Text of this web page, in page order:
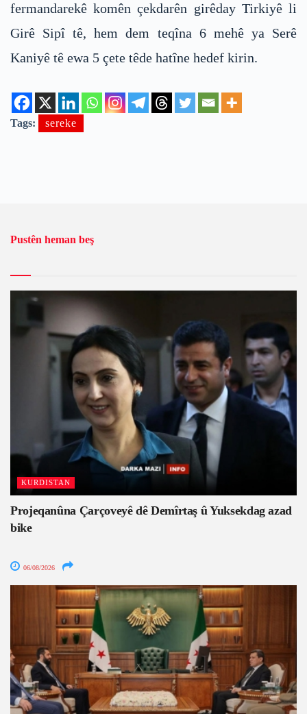
fermandarekê komên çekdarên girêday Tirkiyê li
Girê Sipî tê, hem dem teqîna 6 mehê ya Serê
Kaniyê tê ewa 5 çete têde hatîne hedef kirin.
Tags: sereke
Pustên heman beş
KURDISTAN
Projeqanûna Çarçoveyê dê Demîrtaş û Yuksekdag azad
bike
06/08/2026